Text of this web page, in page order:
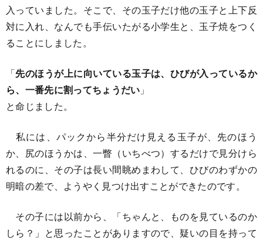
入っていました。そこで、その玉子だけ他の玉子と上下反
対に入れ、なんでも手伝いたがる小学生と、玉子焼をつく
ることにしました。
「先のほうが上に向いている玉子は、ひびが入っているか
ら、一番先に割ってちょうだい 」
と命じました。
私には、パックから半分だけ見える玉子が、先のほう
か、尻のほうかは、一瞥（いちべつ）するだけで見分けら
れるのに、その子は長い間眺めまわして、ひびのわずかの
明暗の差で、ようやく見つけ出すことができたのです。
その子には以前から、「ちゃんと、ものを見ているのか
しら？」と思ったことがありますので、疑いの目を持って